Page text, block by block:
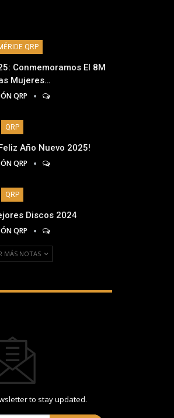
QRP
Conmemoramos El 8M
Mujeres…
QRP
QRP
Año Nuevo 2025!
QRP
QRP
Discos 2024
QRP
MÁS NOTAS
to stay updated.